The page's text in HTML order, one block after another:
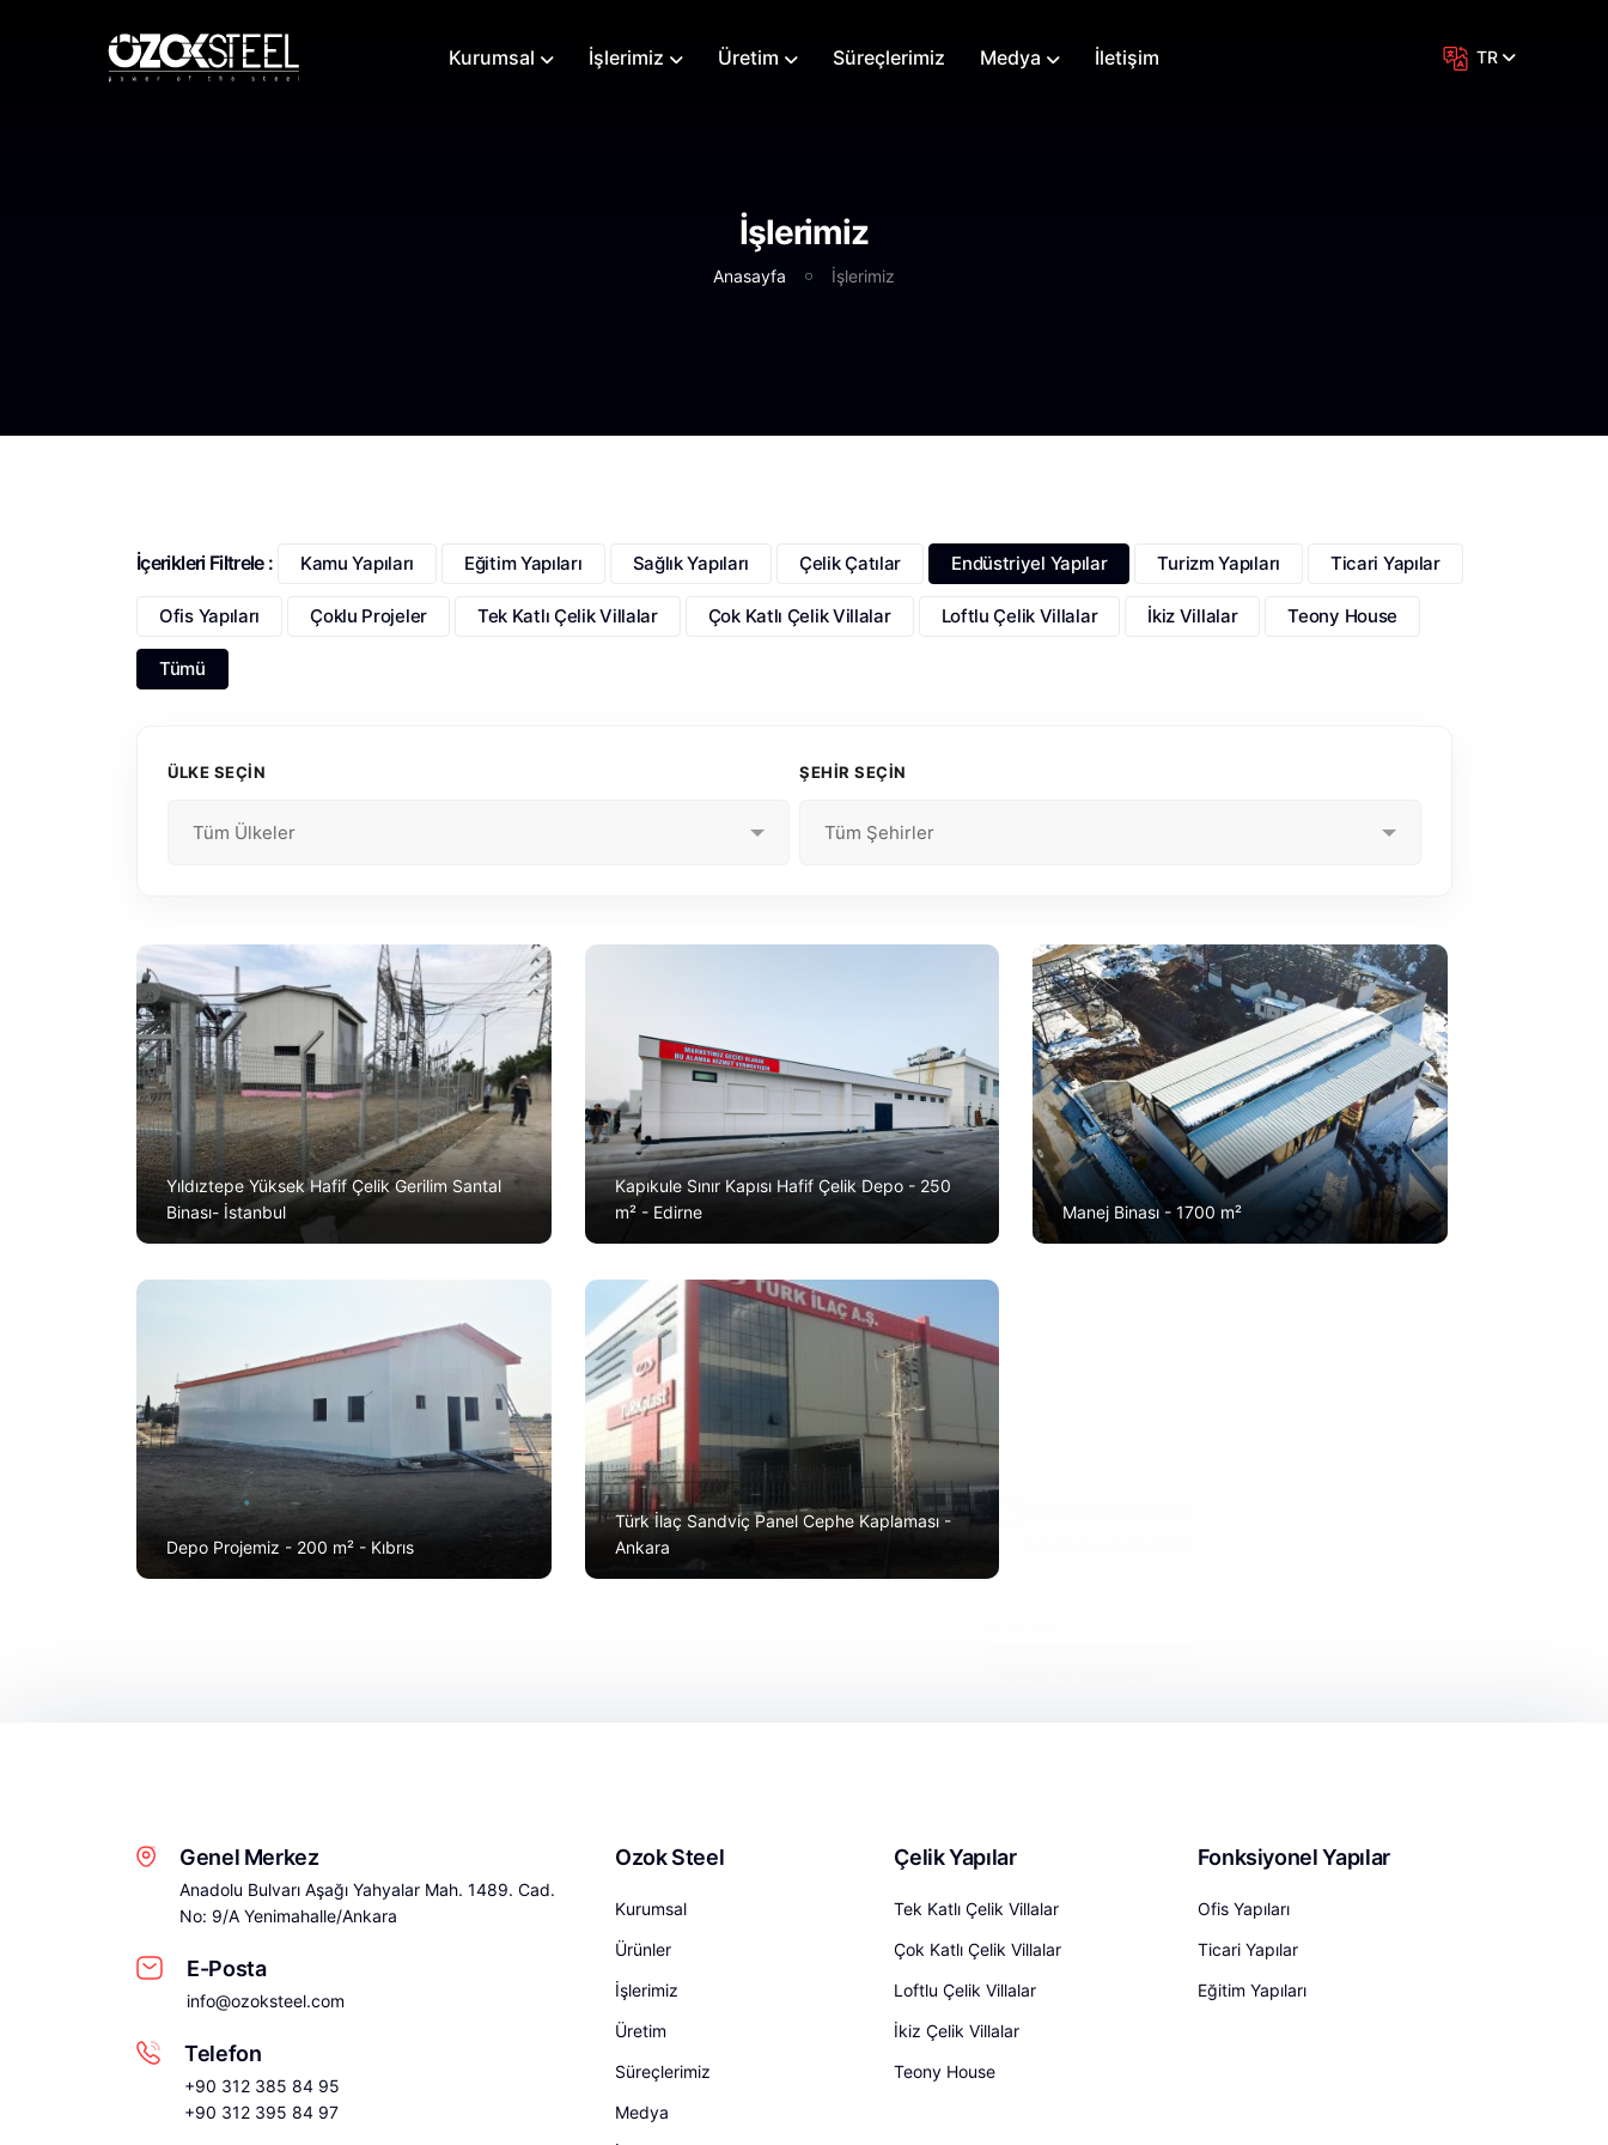
Kurumsal İşlerimiz Üretim Süreçlerimiz Medya İletişim TR
İşlerimiz
Anasayfa İşlerimiz
İçerikleri Filtrele : Kamu Yapıları Eğitim Yapıları Sağlık Yapıları Çelik Çatılar Endüstriyel Yapılar Turizm Yapıları Ticari Yapılar
Ofis Yapıları Çoklu Projeler Tek Katlı Çelik Villalar Çok Katlı Çelik Villalar Loftlu Çelik Villalar İkiz Villalar Teony House
Tümü
ÜLKE SEÇİN
Tüm Ülkeler
ŞEHİR SEÇİN
Tüm Şehirler
Yıldıztepe Yüksek Hafif Çelik Gerilim Santal
Binası- İstanbul
Kapıkule Sınır Kapısı Hafif Çelik Depo - 250
m² - Edirne
Manej Binası - 1700 m²
Depo Projemiz - 200 m² - Kıbrıs
Türk İlaç Sandviç Panel Cephe Kaplaması -
Ankara
Genel Merkez
Anadolu Bulvarı Aşağı Yahyalar Mah. 1489. Cad.
No: 9/A Yenimahalle/Ankara
E-Posta
info@ozoksteel.com
Telefon
+90 312 385 84 95
+90 312 395 84 97
Ozok Steel
Kurumsal
Ürünler
İşlerimiz
Üretim
Süreçlerimiz
Medya
Çelik Yapılar
Tek Katlı Çelik Villalar
Çok Katlı Çelik Villalar
Loftlu Çelik Villalar
İkiz Çelik Villalar
Teony House
Fonksiyonel Yapılar
Ofis Yapıları
Ticari Yapılar
Eğitim Yapıları